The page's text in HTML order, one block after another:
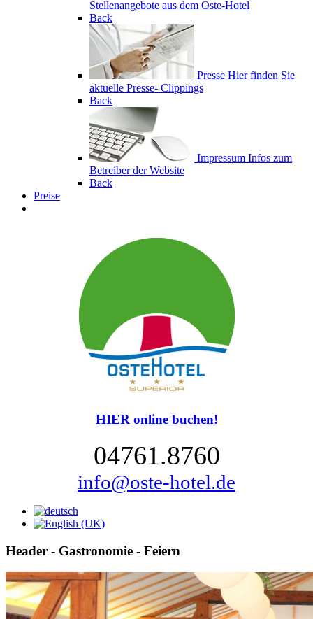
Stellenangebote aus dem Oste-Hotel
Back
Presse Hier finden Sie
aktuelle Presse- Clippings
Back
Impressum Infos zum
Betreiber der Website
Back
Preise
HIER online buchen!
04761.8760
info@oste-hotel.de
Header - Gastronomie - Feiern